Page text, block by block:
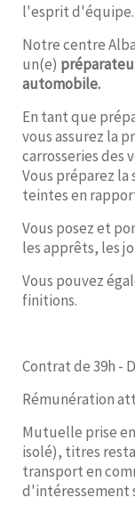
l'esprit d'équipe.
Notre centre
un(e)
automobile.
En tant que
vous assurez la
carrosseries des
Vous préparez
teintes en
Vous posez et
les apprêts, les
Vous pouvez
finitions.
Contrat de 39h -
Rémunération
Mutuelle prise
isolé), titres
transport en
d'intéressement